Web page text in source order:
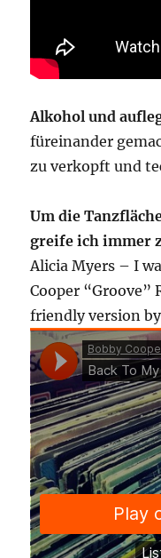
Alkohol und
füreinander
zu verkopft und
Um die
greife ich immer
Alicia Myers – I
Cooper “Groove”
friendly version